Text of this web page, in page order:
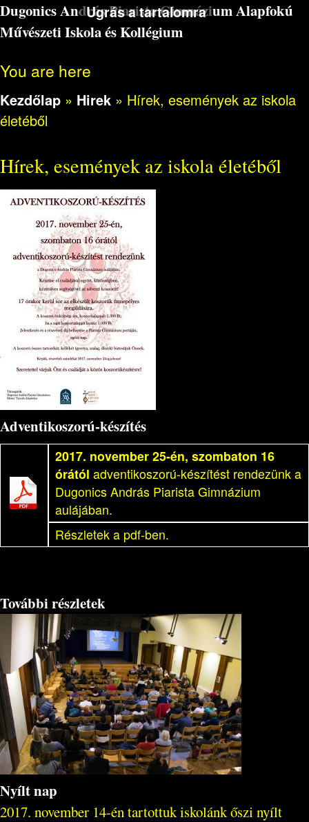
Ugrás a tartalomra
Dugonics András Piarista Gimnázium Alapfokú
Művészeti Iskola és Kollégium
You are here
Kezdőlap » Hirek » Hírek, események az iskola
életéből
Hírek, események az iskola életéből
Adventikoszorú-készítés
2017. november 25-én, szombaton 16
órától adventikoszorú-készítést rendezünk a
Dugonics András Piarista Gimnázium
aulájában.
Részletek a pdf-ben.
További részletek
Nyílt nap
2017. november 14-én tartottuk iskolánk őszi nyílt